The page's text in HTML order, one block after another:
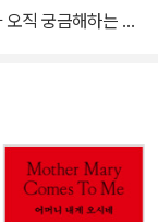
직 궁금해하는 마
에세이. 몇 해 전,
게 ‘노인’에 대한 이
민이 많고 신중한
지 그 자리에서 바